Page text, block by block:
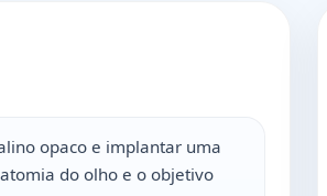
opaco e implantar uma
do olho e o objetivo